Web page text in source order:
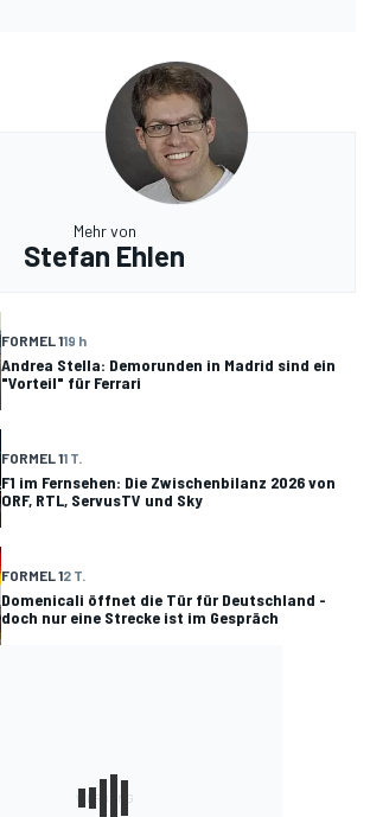
Mehr von
Stefan Ehlen
FORMEL 119 h
Andrea Stella: Demorunden in Madrid sind ein
"Vorteil" für Ferrari
FORMEL 11 T.
F1 im Fernsehen: Die Zwischenbilanz 2026 von
ORF, RTL, ServusTV und Sky
FORMEL 12 T.
Domenicali öffnet die Tür für Deutschland -
doch nur eine Strecke ist im Gespräch